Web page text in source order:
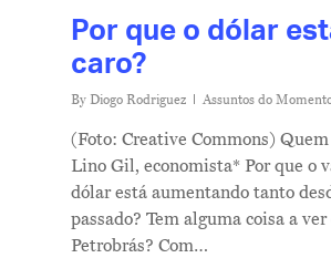
Por que o dólar
caro?
By Diogo Rodriguez Assuntos do
(Foto: Creative Commons)
Lino Gil, economista* Por que o
dólar está aumentando tanto
passado? Tem alguma coisa a ver
Petrobrás? Com…